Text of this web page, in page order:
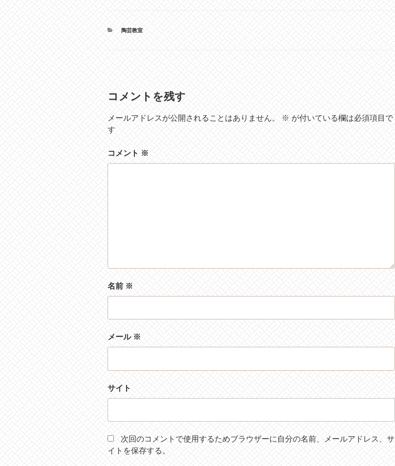
カ
テ
ゴ
リ
ー
陶芸教室
コメントを残す
メールアドレスが公開されることはありません。 ※が付いている欄は必須項目で
す
コメント※
名前※
メール※
サイト
次回のコメントで使用するためブラウザーに自分の名前、メールアドレス、サ
イトを保存する。